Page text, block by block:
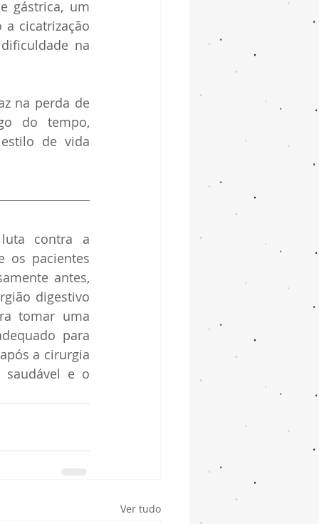
gástrica, um
cicatrização
na
na perda de
do tempo,
de vida
contra a
os pacientes
antes,
digestivo
tomar uma
para
a cirurgia
e o
Ver tudo